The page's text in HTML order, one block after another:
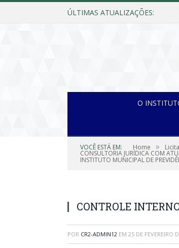
ÚLTIMAS ATUALIZAÇÕES:
O
VOCÊ ESTÁ EM: Home »
CONSULTORIA JURÍDICA COM
INSTITUTO MUNICIPAL DE
CONTROLE
POR CR2-ADMIN12 EM 25 DE FEVEREIRO